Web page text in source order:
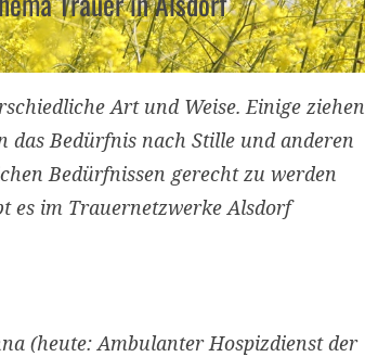
Art und Weise. Einige ziehen
das Bedürfnis nach Stille und anderen
Bedürfnissen gerecht zu werden
es im Trauernetzwerke Alsdorf
(heute: Ambulanter Hospizdienst der